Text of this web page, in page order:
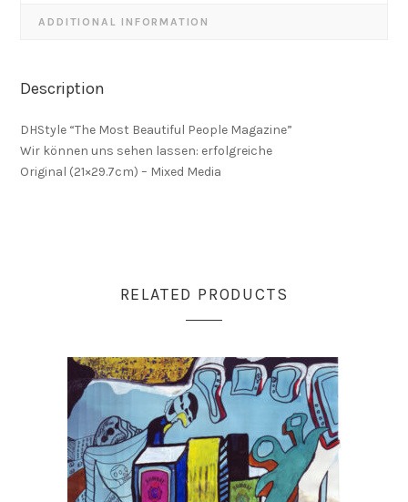
ADDITIONAL INFORMATION
Description
DHStyle “The Most Beautiful People Magazine”
Wir können uns sehen lassen: erfolgreiche
Original (21×29.7cm) – Mixed Media
RELATED PRODUCTS